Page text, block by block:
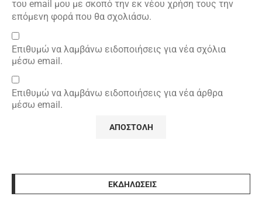
του email μου με σκοπό την εκ νέου χρήση τους την
επόμενη φορά που θα σχολιάσω.
Επιθυμώ να λαμβάνω ειδοποιήσεις για νέα σχόλια
μέσω email.
Επιθυμώ να λαμβάνω ειδοποιήσεις για νέα άρθρα
μέσω email.
ΕΚΔΗΛΩΣΕΙΣ